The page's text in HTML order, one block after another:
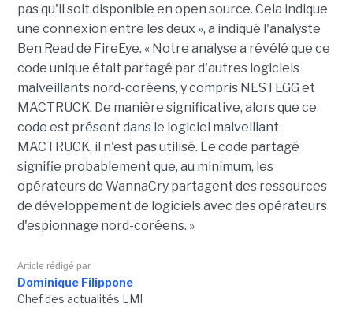
pas qu'il soit disponible en open source. Cela indique
une connexion entre les deux », a indiqué l'analyste
Ben Read de FireEye. « Notre analyse a révélé que ce
code unique était partagé par d'autres logiciels
malveillants nord-coréens, y compris NESTEGG et
MACTRUCK. De manière significative, alors que ce
code est présent dans le logiciel malveillant
MACTRUCK, il n'est pas utilisé. Le code partagé
signifie probablement que, au minimum, les
opérateurs de WannaCry partagent des ressources
de développement de logiciels avec des opérateurs
d'espionnage nord-coréens. »
Article rédigé par
Dominique Filippone
Chef des actualités LMI